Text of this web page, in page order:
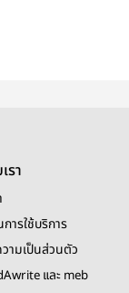
รา
การใช้บริการ
ามเป็นส่วนตัว
และ meb